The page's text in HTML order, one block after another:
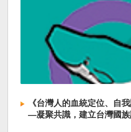
《台灣人的血統定位、自
—凝聚共識，建立台灣國族